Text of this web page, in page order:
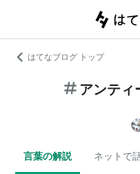
はてなブログ トップ
アンティ
言葉の解説 ネットで